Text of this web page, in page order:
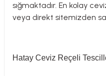
sığmaktadır. En kolay
veya direkt sitemizden
Hatay Ceviz Reçeli